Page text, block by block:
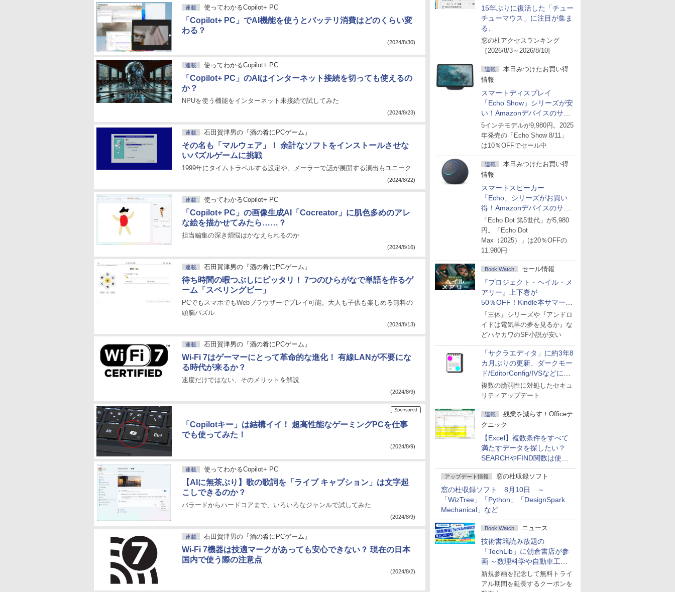
15年ぶりに復活した「チュー
チューマウス」に注目が集ま
る、
窓の杜アクセスランキング
［2026/8/3～2026/8/10]
連載
本日みつけたお買い得
情報
スマートディスプレイ
「Echo Show」シリーズが安
い！Amazonデバイスのサマ
ーセール
5インチモデルが9,980円。2025
年発売の「Echo Show 8/11」
は10％OFFでセール中
連載
本日みつけたお買い得
情報
スマートスピーカー
「Echo」シリーズがお買い
得！Amazonデバイスのサマ
ーセール
「Echo Dot 第5世代」が5,980
円。「Echo Dot
Max（2025）」は20％OFFの
11,980円
Book Watch セール情報
『プロジェクト・ヘイル・メ
アリー』上下巻が
50％OFF！Kindle本サマーセ
ール第2弾
『三体』シリーズや『アンドロ
イドは電気羊の夢を見るか』な
どハヤカワのSF小説が安い
「サクラエディタ」に約3年8
カ月ぶりの更新、ダークモー
ド/EditorConfig/IVSなどに対
応
複数の脆弱性に対処したセキュ
リティアップデート
連載
残業を減らす！Officeテ
クニック
【Excel】複数条件をすべて
満たすデータを探したい？
SEARCHやFIND関数は使っ
ちゃダメ！
アップデート情報 窓の杜収録ソフト
窓の杜収録ソフト 8月10日 ～
「WizTree」「Python」「DesignSpark
Mechanical」など
Book Watch ニュース
技術書籍読み放題の
「TechLib」に朝倉書店が参
画 ～数理科学や自動車工学
の専門書を拡充
新規参画を記念して無料トライ
アル期間を延長するクーポンを
連載 使ってわかるCopilot+ PC
「Copilot+ PC」でAI機能を使うとバッテリ消費はどのくらい変
わる？
(2024/8/30)
連載 使ってわかるCopilot+ PC
「Copilot+ PC」のAIはインターネット接続を切っても使えるの
か？
NPUを使う機能をインターネット未接続で試してみた
(2024/8/23)
連載 石田賀津男の『酒の肴にPCゲーム』
その名も「マルウェア」！ 余計なソフトをインストールさせな
いパズルゲームに挑戦
1999年にタイムトラベルする設定や、メーラーで話が展開する演出もユニーク
(2024/8/22)
連載 使ってわかるCopilot+ PC
「Copilot+ PC」の画像生成AI「Cocreator」に肌色多めのアレ
な絵を描かせてみたら……？
担当編集の深き煩悩はかなえられるのか
(2024/8/16)
連載 石田賀津男の『酒の肴にPCゲーム』
待ち時間の暇つぶしにピッタリ！ 7つのひらがなで単語を作るゲ
ーム「スペリングビー」
PCでもスマホでもWebブラウザーでプレイ可能。大人も子供も楽しめる無料の
頭脳パズル
(2024/8/13)
連載 石田賀津男の『酒の肴にPCゲーム』
Wi-Fi 7はゲーマーにとって革命的な進化！ 有線LANが不要にな
る時代が来るか？
速度だけではない、そのメリットを解説
(2024/8/9)
「Copilotキー」は結構イイ！ 超高性能なゲーミングPCを仕事
でも使ってみた！
(2024/8/9)
連載 使ってわかるCopilot+ PC
【AIに無茶ぶり】歌の歌詞を「ライブ キャプション」は文字起
こしできるのか？
バラードからハードコアまで、いろいろなジャンルで試してみた
(2024/8/9)
連載 石田賀津男の『酒の肴にPCゲーム』
Wi-Fi 7機器は技適マークがあっても安心できない？ 現在の日本
国内で使う際の注意点
(2024/8/2)